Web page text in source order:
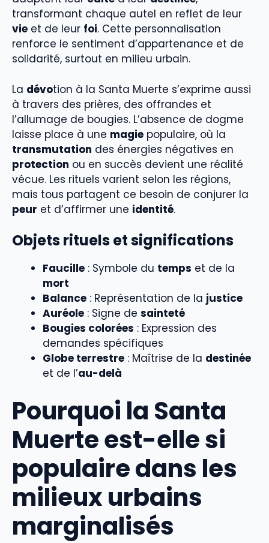
transformant chaque autel en reflet de leur
vie et de leur foi. Cette personnalisation
renforce le sentiment d’appartenance et de
solidarité, surtout en milieu urbain.
La dévotion à la Santa Muerte s’exprime aussi
à travers des prières, des offrandes et
l’allumage de bougies. L’absence de dogme
laisse place à une magie populaire, où la
transmutation des énergies négatives en
protection ou en succès devient une réalité
vécue. Les rituels varient selon les régions,
mais tous partagent ce besoin de conjurer la
peur et d’affirmer une identité.
Objets rituels et significations
Faucille : Symbole du temps et de la
mort
Balance : Représentation de la justice
Auréole : Signe de sainteté
Bougies colorées : Expression des
demandes spécifiques
Globe terrestre : Maîtrise de la destinée
et de l’au-delà
Pourquoi la Santa
Muerte est-elle si
populaire dans les
milieux urbains
marginalisés